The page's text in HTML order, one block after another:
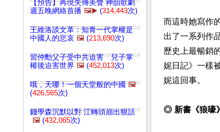
【預告】再現失傳美聲 神韻歌劇
週五晚網絡首播 🖼️▶️ (314,443次)
王維洛談文革：知青一代掌權是
中國人的悲哀 🖼️ (213,690次)
習仲勳父子受中共迫害 兒子掌
權後迫害世界 🖼️ (452,013次)
哦，天哪！一個天堂般的中國 🖼️
(426,565次)
錢學森沉默以對 江轉頭崩出狠話
🖼️ (432,065次)
而這時她寫作
出了一系列作
歷史上最暢銷
妮日記》一樣
妮這回事。
◎ 新書《狼嚎